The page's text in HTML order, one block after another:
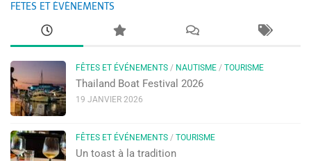
FÊTES ET ÉVÉNEMENTS
FÊTES ET ÉVÉNEMENTS / NAUTISME / TOURISME
Thailand Boat Festival 2026
19 JANVIER 2026
FÊTES ET ÉVÉNEMENTS / TOURISME
Un toast à la tradition